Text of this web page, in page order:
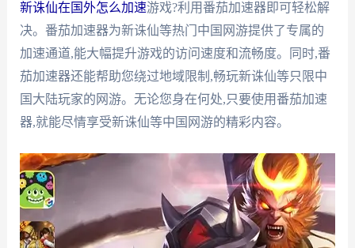
新诛仙在国外怎么加速游戏?利用番茄加速器即可轻松解
决。番茄加速器为新诛仙等热门中国网游提供了专属的
加速通道,能大幅提升游戏的访问速度和流畅度。同时,番
茄加速器还能帮助您绕过地域限制,畅玩新诛仙等只限中
国大陆玩家的网游。无论您身在何处,只要使用番茄加速
器,就能尽情享受新诛仙等中国网游的精彩内容。